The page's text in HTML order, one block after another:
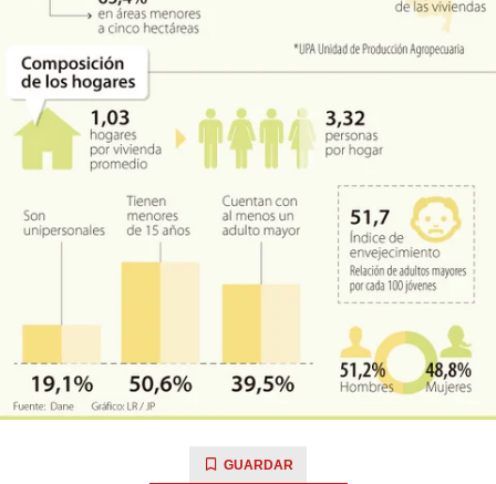
GUARDAR